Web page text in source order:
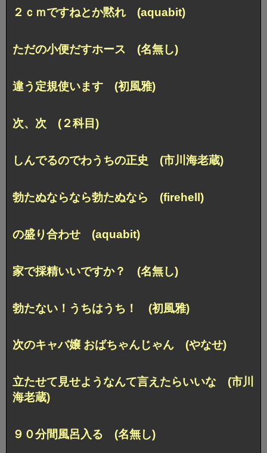
２ｃｍですねとか黙れ (aquabit)
ただの小便だすホース (名無し)
違う定規使います (初風雅)
次、次 (２科目)
しんでるのでわうちの正史 (市川海老蔵)
勃たぬならなら勃たぬなら (firehell)
の盛り合わせ (aquabit)
家で採精いいですか？ (名無し)
勃たない！うちはうち！ (初風雅)
次のキャバ嬢 おばちゃんじゃん (やなせ)
立たせて見せようなんて言えたらいいな (市川
海老蔵)
９０分間風呂入る (名無し)